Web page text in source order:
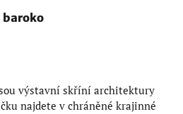
baroko
výstavní skříní architektury
najdete v chráněné krajinné